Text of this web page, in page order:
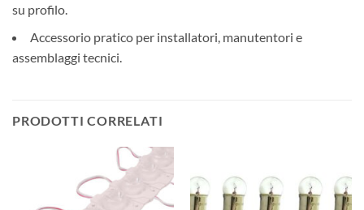
su profilo.
Accessorio pratico per installatori, manutentori e
assemblaggi tecnici.
PRODOTTI CORRELATI